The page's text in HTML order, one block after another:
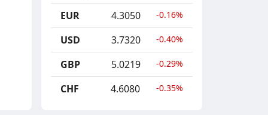
EUR
4.3050 -0.16%
USD 3.7320 -0.40%
GBP 5.0219 -0.29%
CHF 4.6080 -0.35%